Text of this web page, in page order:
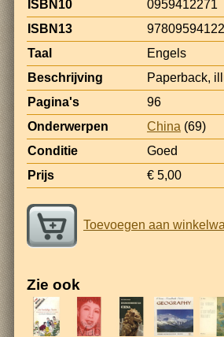
ISBN10
0959412271
ISBN13
Taal
Engels
Beschrijving
Paperback,
Pagina's
96
Onderwerpen
China (69)
Conditie
Goed
Prijs
€ 5,00
Toevoegen aan
Zie ook